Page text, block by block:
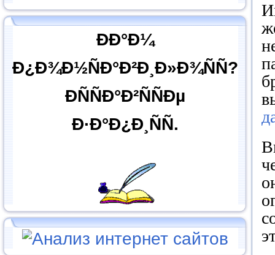
ÐÐ°Ð¼
Ð¿Ð¾Ð½ÑÐ°Ð²Ð¸Ð»Ð¾ÑÑ?
ÐÑÑÐ°Ð²ÑÑÐµ
Ð·Ð°Ð¿Ð¸ÑÑ.